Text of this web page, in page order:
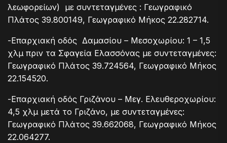
λεωφορείων) με συντεταγμένες : Γεωγραφικό
Πλάτος 39.800149, Γεωγραφικό Μήκος 22.282714.
-Επαρχιακή οδός Δαμασίου – Μεσοχωρίου: 1 – 1,5
χλμ πριν τα Σφαγεία Ελασσόνας με συντεταγμένες:
Γεωγραφικό Πλάτος 39.724564, Γεωγραφικό Μήκος
22.154520.
-Επαρχιακή οδός Γριζάνου – Μεγ. Ελευθεροχωρίου:
4,5 χλμ μετά το Γριζάνο, με συντεταγμένες:
Γεωγραφικό Πλάτος 39.662068, Γεωγραφικό Μήκος
22.064277.